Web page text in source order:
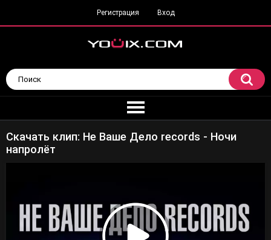
Регистрация Вход
Скачать клип: Не Ваше Дело records - Ночи
напролёт